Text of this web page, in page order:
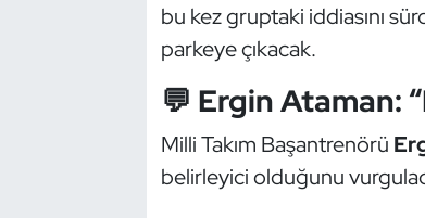
bu kez gruptaki iddiasını
parkeye çıkacak.
💬 Ergin Ataman:
Milli Takım Başantrenörü
belirleyici olduğunu
Hava Sporları